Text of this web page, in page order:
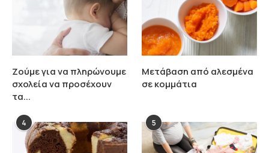
Ζούμε για να πληρώνουμε
σχολεία να προσέχουν
τα...
Μετάβαση από αλεσμένα
σε κομμάτια
4 5